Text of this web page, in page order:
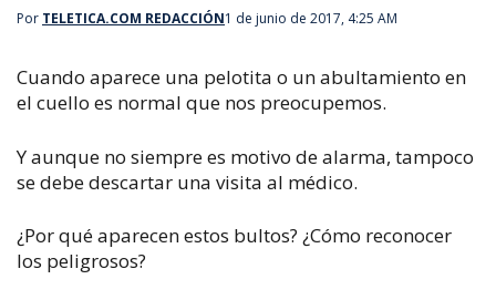
Por TELETICA.COM REDACCIÓN1 de junio de 2017, 4:25 AM
Cuando aparece una pelotita o un abultamiento en
el cuello es normal que nos preocupemos.
Y aunque no siempre es motivo de alarma, tampoco
se debe descartar una visita al médico.
¿Por qué aparecen estos bultos? ¿Cómo reconocer
los peligrosos?